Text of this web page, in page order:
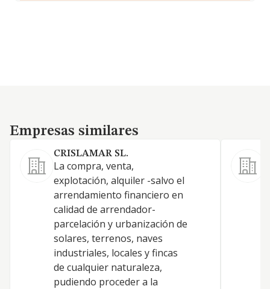
Empresas similares
Empresas similares
CRISLAMAR SL.
La compra, venta,
explotación, alquiler -salvo el
arrendamiento financiero en
calidad de arrendador-
parcelación y urbanización de
solares, terrenos, naves
industriales, locales y fincas
de cualquier naturaleza,
pudiendo proceder a la